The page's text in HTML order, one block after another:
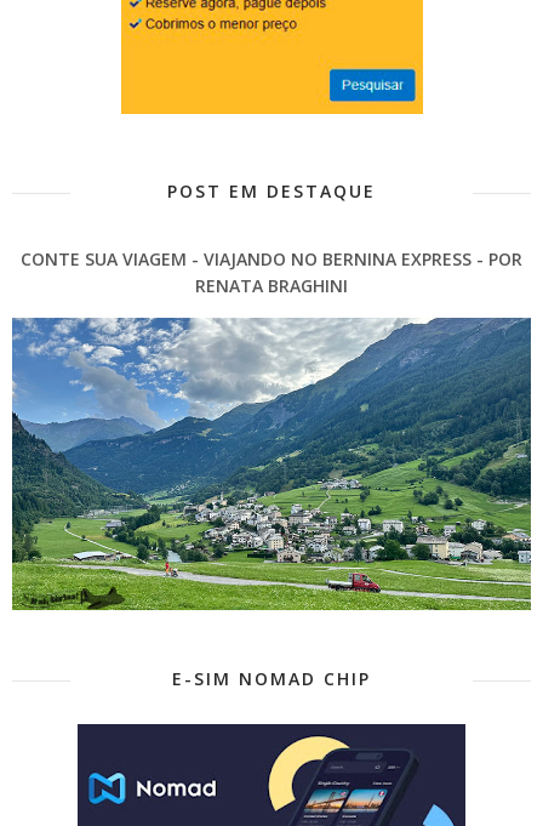
POST EM DESTAQUE
CONTE SUA VIAGEM - VIAJANDO NO BERNINA EXPRESS - POR
RENATA BRAGHINI
E-SIM NOMAD CHIP